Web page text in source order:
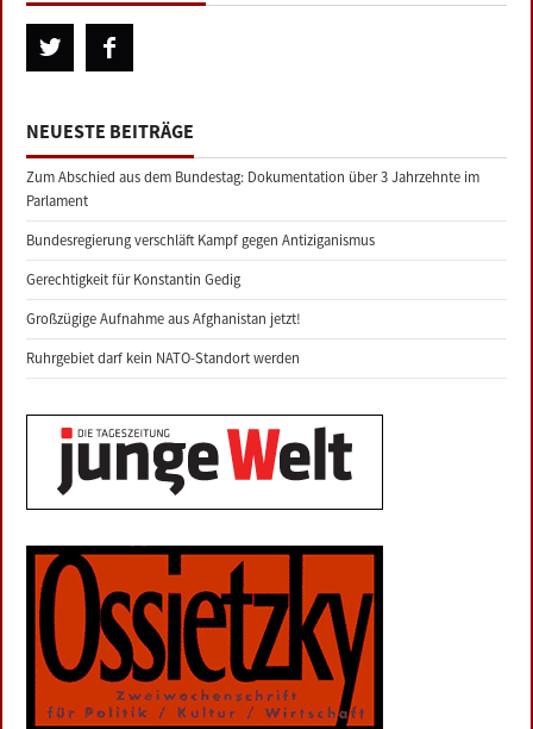
NEUESTE BEITRÄGE
Zum Abschied aus dem Bundestag: Dokumentation über 3 Jahrzehnte im
Parlament
Bundesregierung verschläft Kampf gegen Antiziganismus
Gerechtigkeit für Konstantin Gedig
Großzügige Aufnahme aus Afghanistan jetzt!
Ruhrgebiet darf kein NATO-Standort werden